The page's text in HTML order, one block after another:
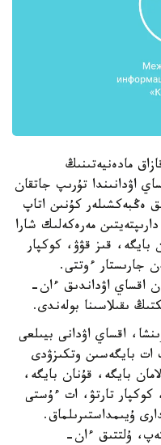
مادەنيەتىنىڭ
اۋدانىندا تۇرىپ جاتقان
ەڭبەكشىلەر كۇنىن اتاپ
مەرەكەلىك شارا
بايگە، قىز قۋۋ، كوكپار
جارىستار ءوتتى.
اقساي اۋداندىق ءان-
ىقىلاسىنا بولەندى.
اقساي اۋدانى بيىلعى
قازان ايىنا دەيىن 6 رەت ات بايگەسىن وتكىزۋدى
بايگە، قۇنان بايگە،
كوكپار تارتۋ، ات ءۇستى
ۇيىمداستىرىلماق.
ۇلتتىق ءان-